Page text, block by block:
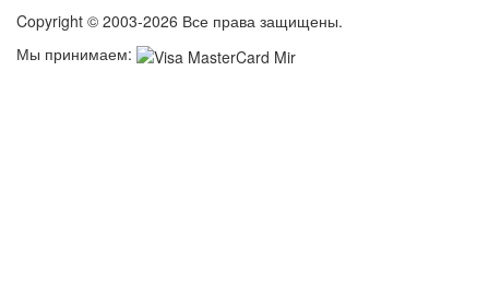
Copyright © 2003-2026 Все права защищены.
Мы принимаем: